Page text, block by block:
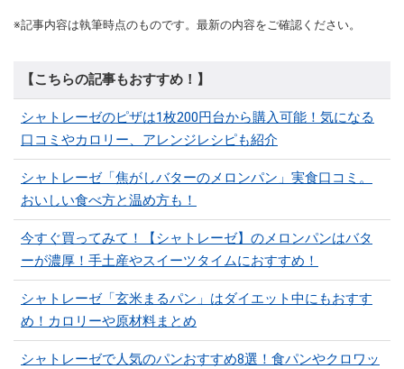
※記事内容は執筆時点のものです。最新の内容をご確認ください。
【こちらの記事もおすすめ！】
シャトレーゼのピザは1枚200円台から購入可能！気になる
口コミやカロリー、アレンジレシピも紹介
シャトレーゼ「焦がしバターのメロンパン」実食口コミ。
おいしい食べ方と温め方も！
今すぐ買ってみて！【シャトレーゼ】のメロンパンはバタ
ーが濃厚！手土産やスイーツタイムにおすすめ！
シャトレーゼ「玄米まるパン」はダイエット中にもおすす
め！カロリーや原材料まとめ
シャトレーゼで人気のパンおすすめ8選！食パンやクロワッ